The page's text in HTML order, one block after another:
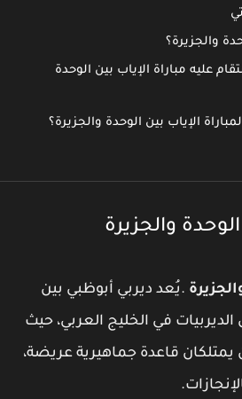
والجزيرة؟
مباراة الإياب بين الوحدة
الإياب بين الوحدة والجزيرة؟
والجزيرة
.يُعد ديربي أبوظبي بين
في الخليج العربي، حيث
قاعدة جماهيرية عريضة،